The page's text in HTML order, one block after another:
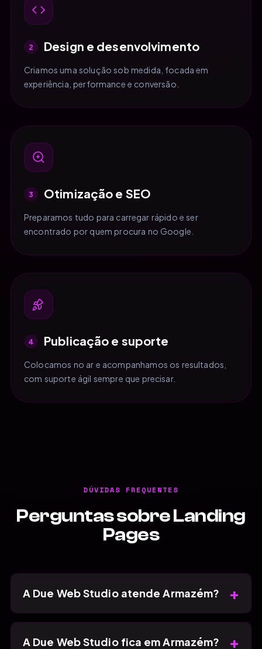
2 Design e desenvolvimento
Criamos uma solução sob medida, focada em
experiência, performance e conversão.
3 Otimização e SEO
Preparamos tudo para carregar rápido e ser
encontrado por quem procura no Google.
4 Publicação e suporte
Colocamos no ar e acompanhamos os resultados,
com suporte ágil sempre que precisar.
DÚVIDAS FREQUENTES
Perguntas sobre Landing
Pages
A Due Web Studio atende Armazém? +
A Due Web Studio fica em Armazém? +